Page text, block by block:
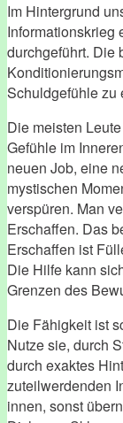
Im Hintergrund
Informationskrieg
durchgeführt. Die
Schuldgefühle zu
Die meisten
Gefühle im
neuen Job, eine
mystischen
verspüren. Man
Erschaffen. Das
Erschaffen ist
Die Hilfe kann
Grenzen des
Die Fähigkeit ist
Nutze sie, durch
durch exaktes
zuteilwerdenden
innen, sonst